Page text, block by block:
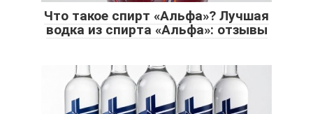
Что такое спирт «Альфа»? Лучшая
водка из спирта «Альфа»: отзывы